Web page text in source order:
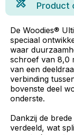
Product
De Woodies®
speciaal
waar
schroef van 8,0
van een
verbinding
bovenste deel
onderste.
Dankzij de
verdeeld, wat